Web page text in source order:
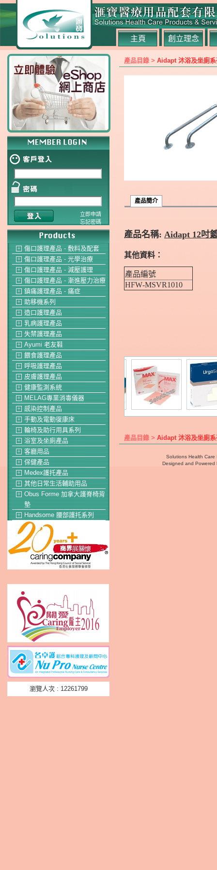
主頁 創立理念
立即申請
忘記密碼
＋ 傷口護理產品 - 敷料及配套
＋ 傷口護理產品 - 光學治療
＋ 傷口護理產品 - 減壓護理
＋ 傷口護理產品 - 漸進壓力治療
＋ 鎮痛護理產品 - 痛症
＋ 助移機系列
＋ 造口護理產品
＋ 乳病護理產品
＋ 失禁護理產品
＋ Ayumi 老友鞋
＋ 餵食護理產品
＋ 呼吸護理產品
＋ 皮膚護理產品
＋ 健康監測系統
＋ MELAG專業消毒儀器
＋ 感染控制產品
＋ 手動及電動復康床
＋ 輪椅及助行用具系列
＋ 浴室及坐廁產品
＋ 客廳用品
＋ 保健產品
＋ Medex護托產品
＋ 其他日常生活輔助用品
＋
Obus Forme 加拿大護脊椅背
墊
＋ Handsome 腰部護托系列
瀏覽人次 : 12261799
產品目錄 > Aidapt 沐浴及坐廁系
產品簡介
產品名稱: Aidapt 12吋
其他資料 ：
產品編號
HFW-MSVR1010
產品目錄 > Aidapt 沐浴及坐廁系
Solutions Health Care
Designed and